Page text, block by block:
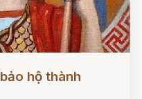
hộ thành